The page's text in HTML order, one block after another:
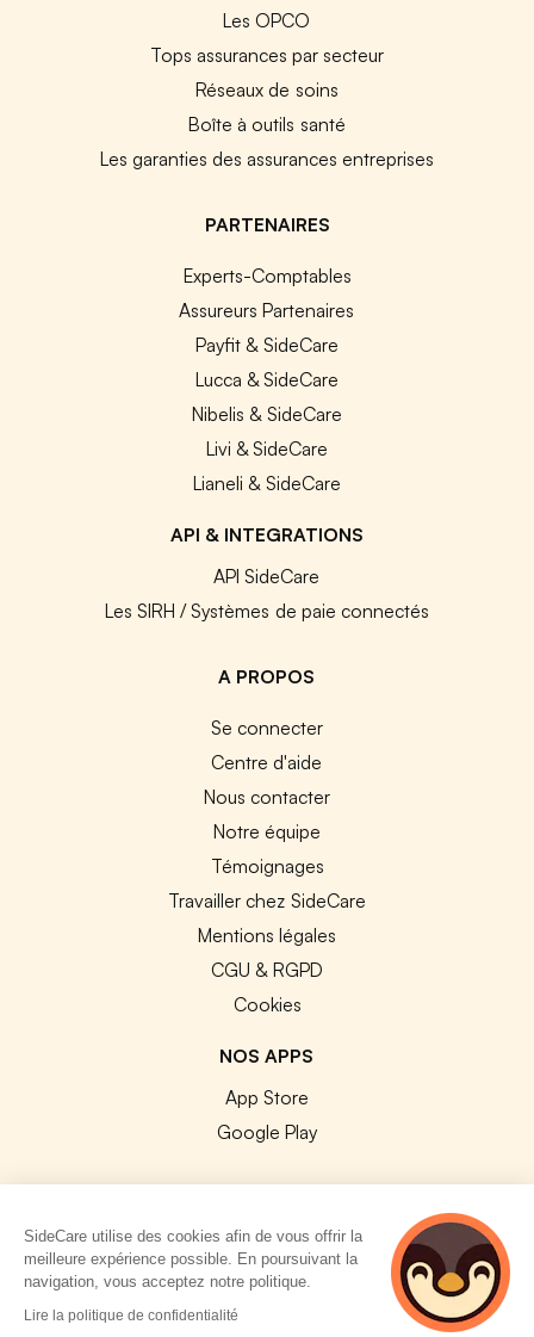
Les OPCO
Tops assurances par secteur
Réseaux de soins
Boîte à outils santé
Les garanties des assurances entreprises
PARTENAIRES
Experts-Comptables
Assureurs Partenaires
Payfit & SideCare
Lucca & SideCare
Nibelis & SideCare
Livi & SideCare
Lianeli & SideCare
API & INTEGRATIONS
API SideCare
Les SIRH / Systèmes de paie connectés
A PROPOS
Se connecter
Centre d'aide
Nous contacter
Notre équipe
Témoignages
Travailler chez SideCare
Mentions légales
CGU & RGPD
Cookies
NOS APPS
App Store
Google Play
© 2026 SideCare. Tous droits réservés.
SideCare utilise des cookies afin de vous offrir la
meilleure expérience possible. En poursuivant la
navigation, vous acceptez notre politique.
Lire la politique de confidentialité
4 personnes
consultent